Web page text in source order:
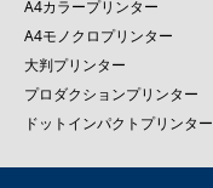
A4カラープリンター
A4モノクロプリンター
大判プリンター
プロダクションプリンター
ドットインパクトプリンター